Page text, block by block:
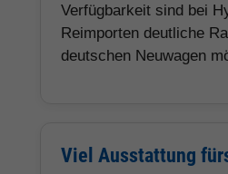
Verfügbarkeit sind bei
Reimporten deutliche
deutschen Neuwagen
Viel Ausstattung